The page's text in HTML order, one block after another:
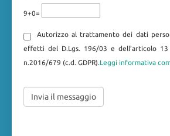
9+0=
Autorizzo al trattamento dei dati
effetti del D.Lgs. 196/03 e dell’articolo
n.2016/679 (c.d. GDPR).Leggi informativa